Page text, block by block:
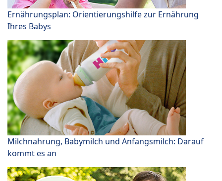
Ernährungsplan: Orientierungshilfe zur Ernährung
Ihres Babys
Milchnahrung, Babymilch und Anfangsmilch: Darauf
kommt es an